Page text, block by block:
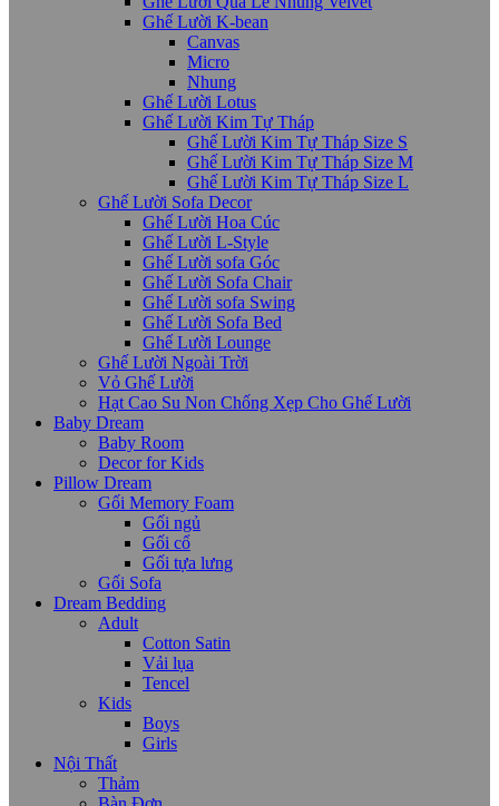
Ghế Lười K-bean
Canvas
Micro
Nhung
Ghế Lười Lotus
Ghế Lười Kim Tự Tháp
Ghế Lười Kim Tự Tháp Size S
Ghế Lười Kim Tự Tháp Size M
Ghế Lười Kim Tự Tháp Size L
Ghế Lười Sofa Decor
Ghế Lười Hoa Cúc
Ghế Lười L-Style
Ghế Lười sofa Góc
Ghế Lười Sofa Chair
Ghế Lười sofa Swing
Ghế Lười Sofa Bed
Ghế Lười Lounge
Ghế Lười Ngoài Trời
Vỏ Ghế Lười
Hạt Cao Su Non Chống Xẹp Cho Ghế Lười
Baby Dream
Baby Room
Decor for Kids
Pillow Dream
Gối Memory Foam
Gối ngủ
Gối cổ
Gối tựa lưng
Gối Sofa
Dream Bedding
Adult
Cotton Satin
Vải lụa
Tencel
Kids
Boys
Girls
Nội Thất
Thảm